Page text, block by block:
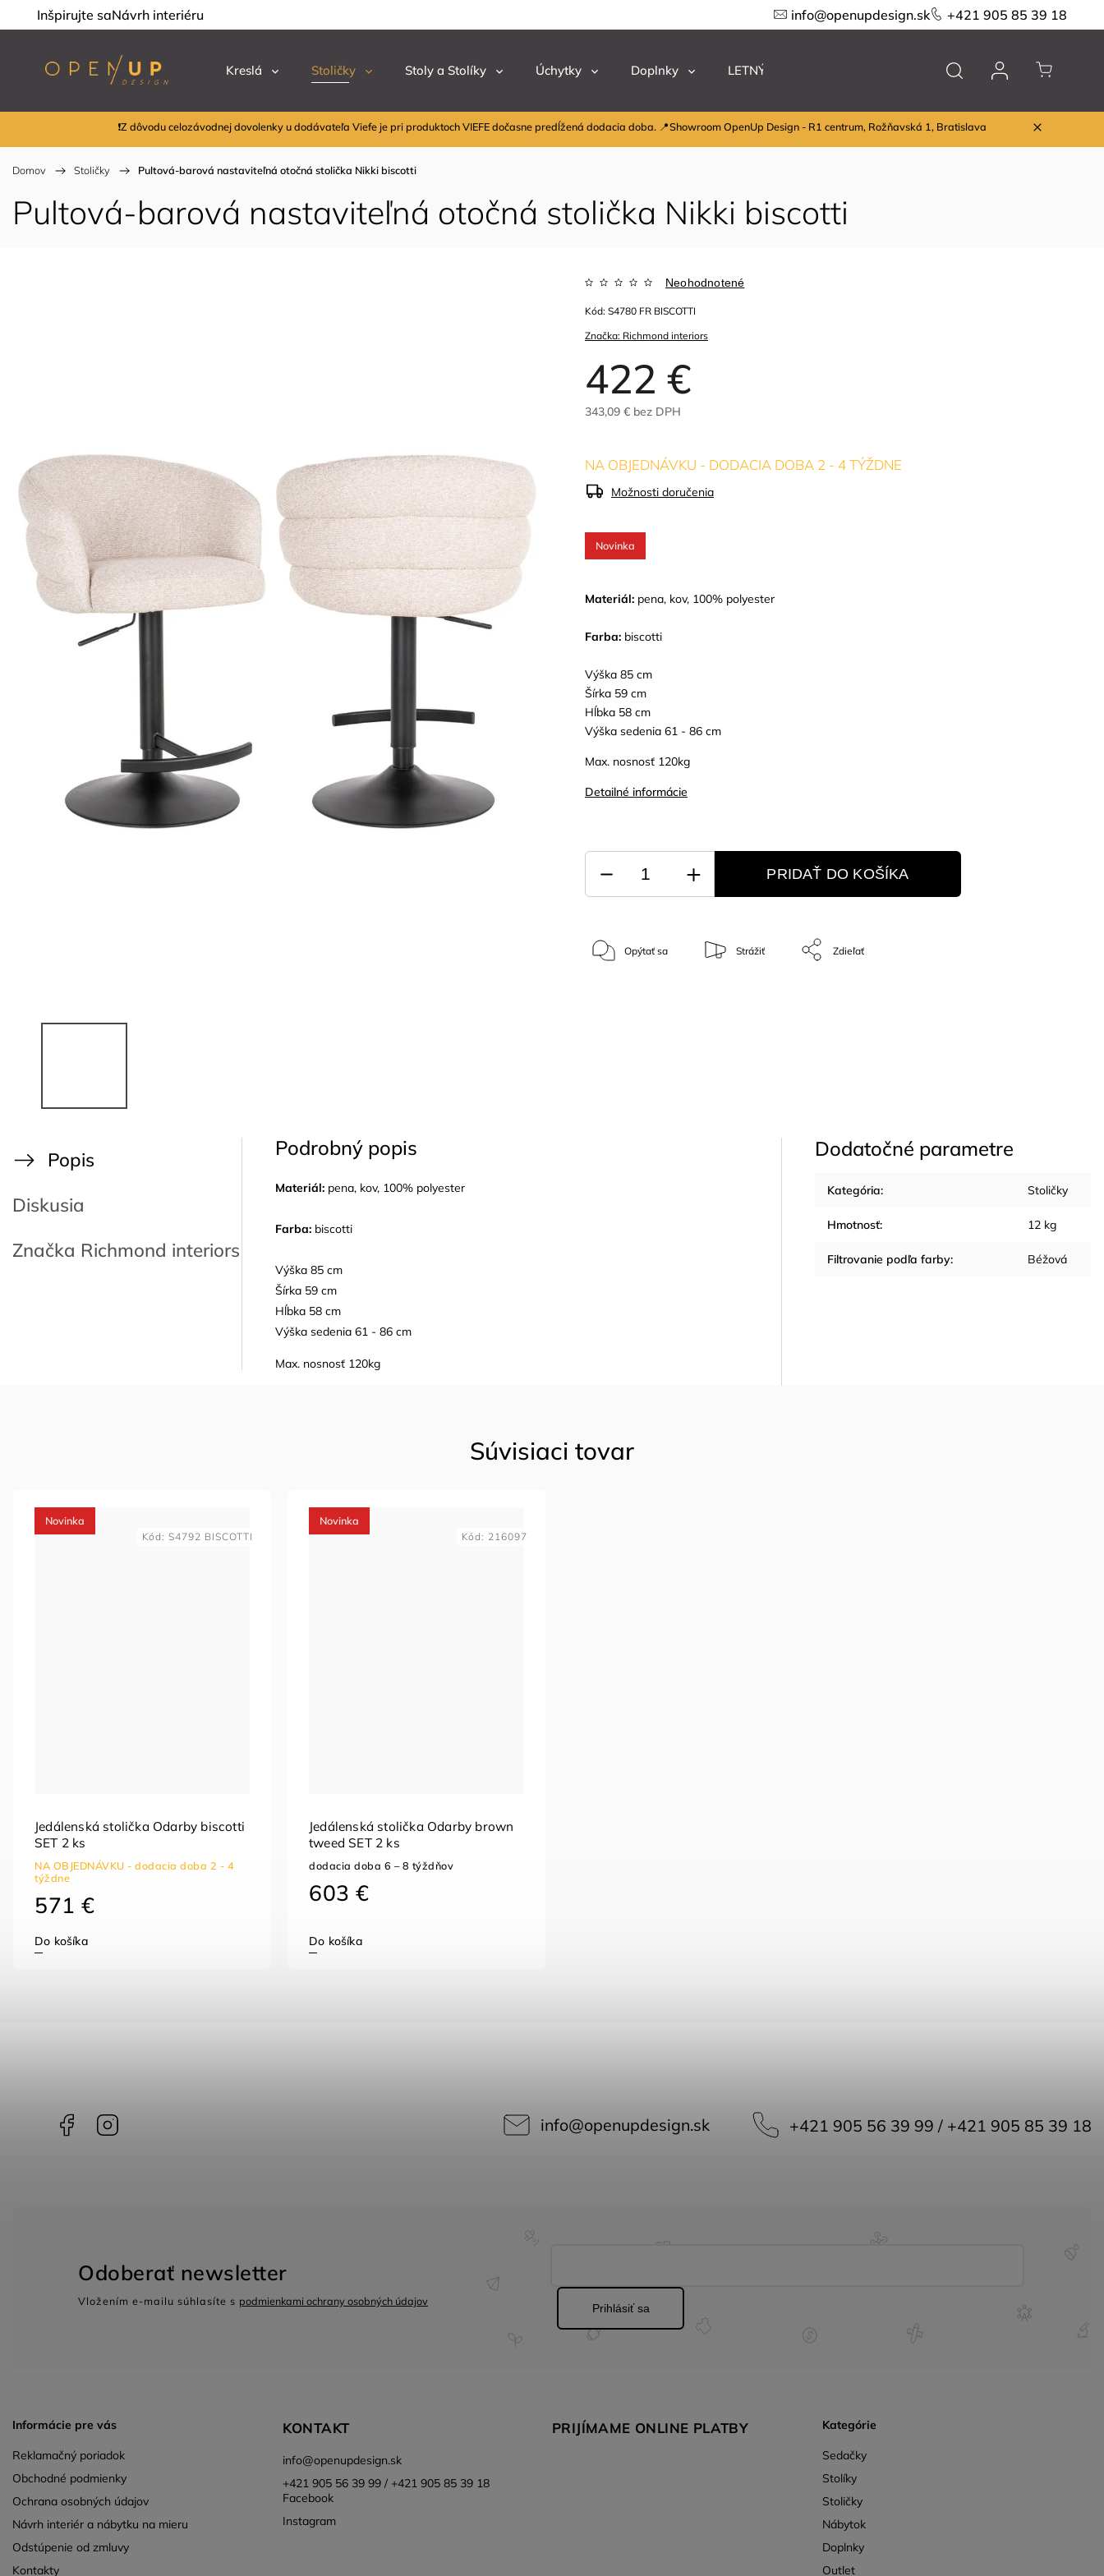
Inšpirujte saNávrh interiéru info@openupdesign.sk +421 905 85 39 18
Kreslá Stoličky Stoly a Stolíky Úchytky Doplnky LETNÝ VÝPREDAJ Značky
❗Z dôvodu celozávodnej dovolenky u dodávateľa Viefe je pri produktoch VIEFE dočasne predĺžená dodacia doba. 📍Showroom OpenUp Design - R1 centrum, Rožňavská 1, Bratislava
Domov / Stoličky / Pultová-barová nastaviteľná otočná stolička Nikki biscotti
Pultová-barová nastaviteľná otočná stolička Nikki biscotti
Značka: Richmond interiors
Neohodnotené
422 €
343,09 € bez DPH
Kód: S4780 FR BISCOTTI
Novinka
Materiál: pena, kov, 100% polyester
Farba: biscotti
Výška 85 cm
Šírka 59 cm
Hĺbka 58 cm
Výška sedenia 61 - 86 cm
Max. nosnosť 120kg
Detailné informácie
NA OBJEDNÁVKU - DODACIA DOBA 2 - 4 TÝŽDNE
Možnosti doručenia
PRIDAŤ DO KOŠÍKA
Opýtať sa Strážiť Zdieľať
Popis
Diskusia
Značka Richmond interiors
Podrobný popis
Materiál: pena, kov, 100% polyester
Farba: biscotti
Výška 85 cm
Šírka 59 cm
Hĺbka 58 cm
Výška sedenia 61 - 86 cm
Max. nosnosť 120kg
Dodatočné parametre
Kategória: Stoličky
Hmotnosť: 12 kg
Filtrovanie podľa farby: Béžová
Súvisiaci tovar
Novinka
Jedálenská stolička Odarby biscotti
SET 2 ks
NA OBJEDNÁVKU - dodacia doba 2 - 4
týždne
571 €
Do košíka
Kód: S4792 BISCOTTI
Novinka
Jedálenská stolička Odarby brown
tweed SET 2 ks
dodacia doba 6 – 8 týždňov
603 €
Do košíka
Kód: 216097
Facebook info@openupdesign.sk +421 905 56 39 99 / +421 905 85 39 18
Informácie pre vás
Reklamačný poriadok
Obchodné podmienky
Ochrana osobných údajov
Návrh interiér a nábytku na mieru
Odstúpenie od zmluvy
Kontakty
KONTAKT
info@openupdesign.sk
+421 905 56 39 99 / +421 905 85 39 18
Facebook
Instagram
PRIJÍMAME ONLINE PLATBY Kategórie
Sedačky
Stolíky
Stoličky
Nábytok
Doplnky
Outlet
Odoberať newsletter
Vložením e-mailu súhlasíte s podmienkami ochrany osobných údajov
Prihlásiť sa